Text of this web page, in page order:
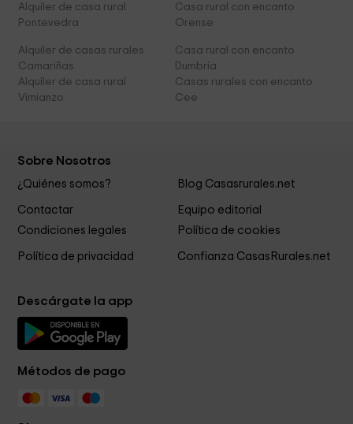
Alquiler de casa rural
Pontevedra
Casa rural con encanto
Orense
Alquiler de casas rurales
Camariñas
Casa rural con encanto
Dumbría
Alquiler de casa rural
Vimianzo
Casas rurales con encanto
Cee
Sobre Nosotros
¿Quiénes somos? Blog Casasrurales.net
Contactar
Equipo editorial
Condiciones legales
Política de cookies
Política de privacidad Confianza CasasRurales.net
Descárgate la app
Métodos de pago